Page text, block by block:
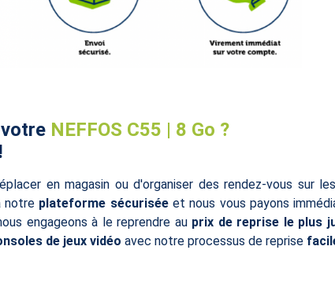
NEFFOS C55 | 8 Go ?
en magasin ou d'organiser des rendez-vous sur
notre plateforme sécuriséeet nous vous payons
engageons à le reprendre au prix de reprise le plus
de jeux vidéo avec notre processus de reprise